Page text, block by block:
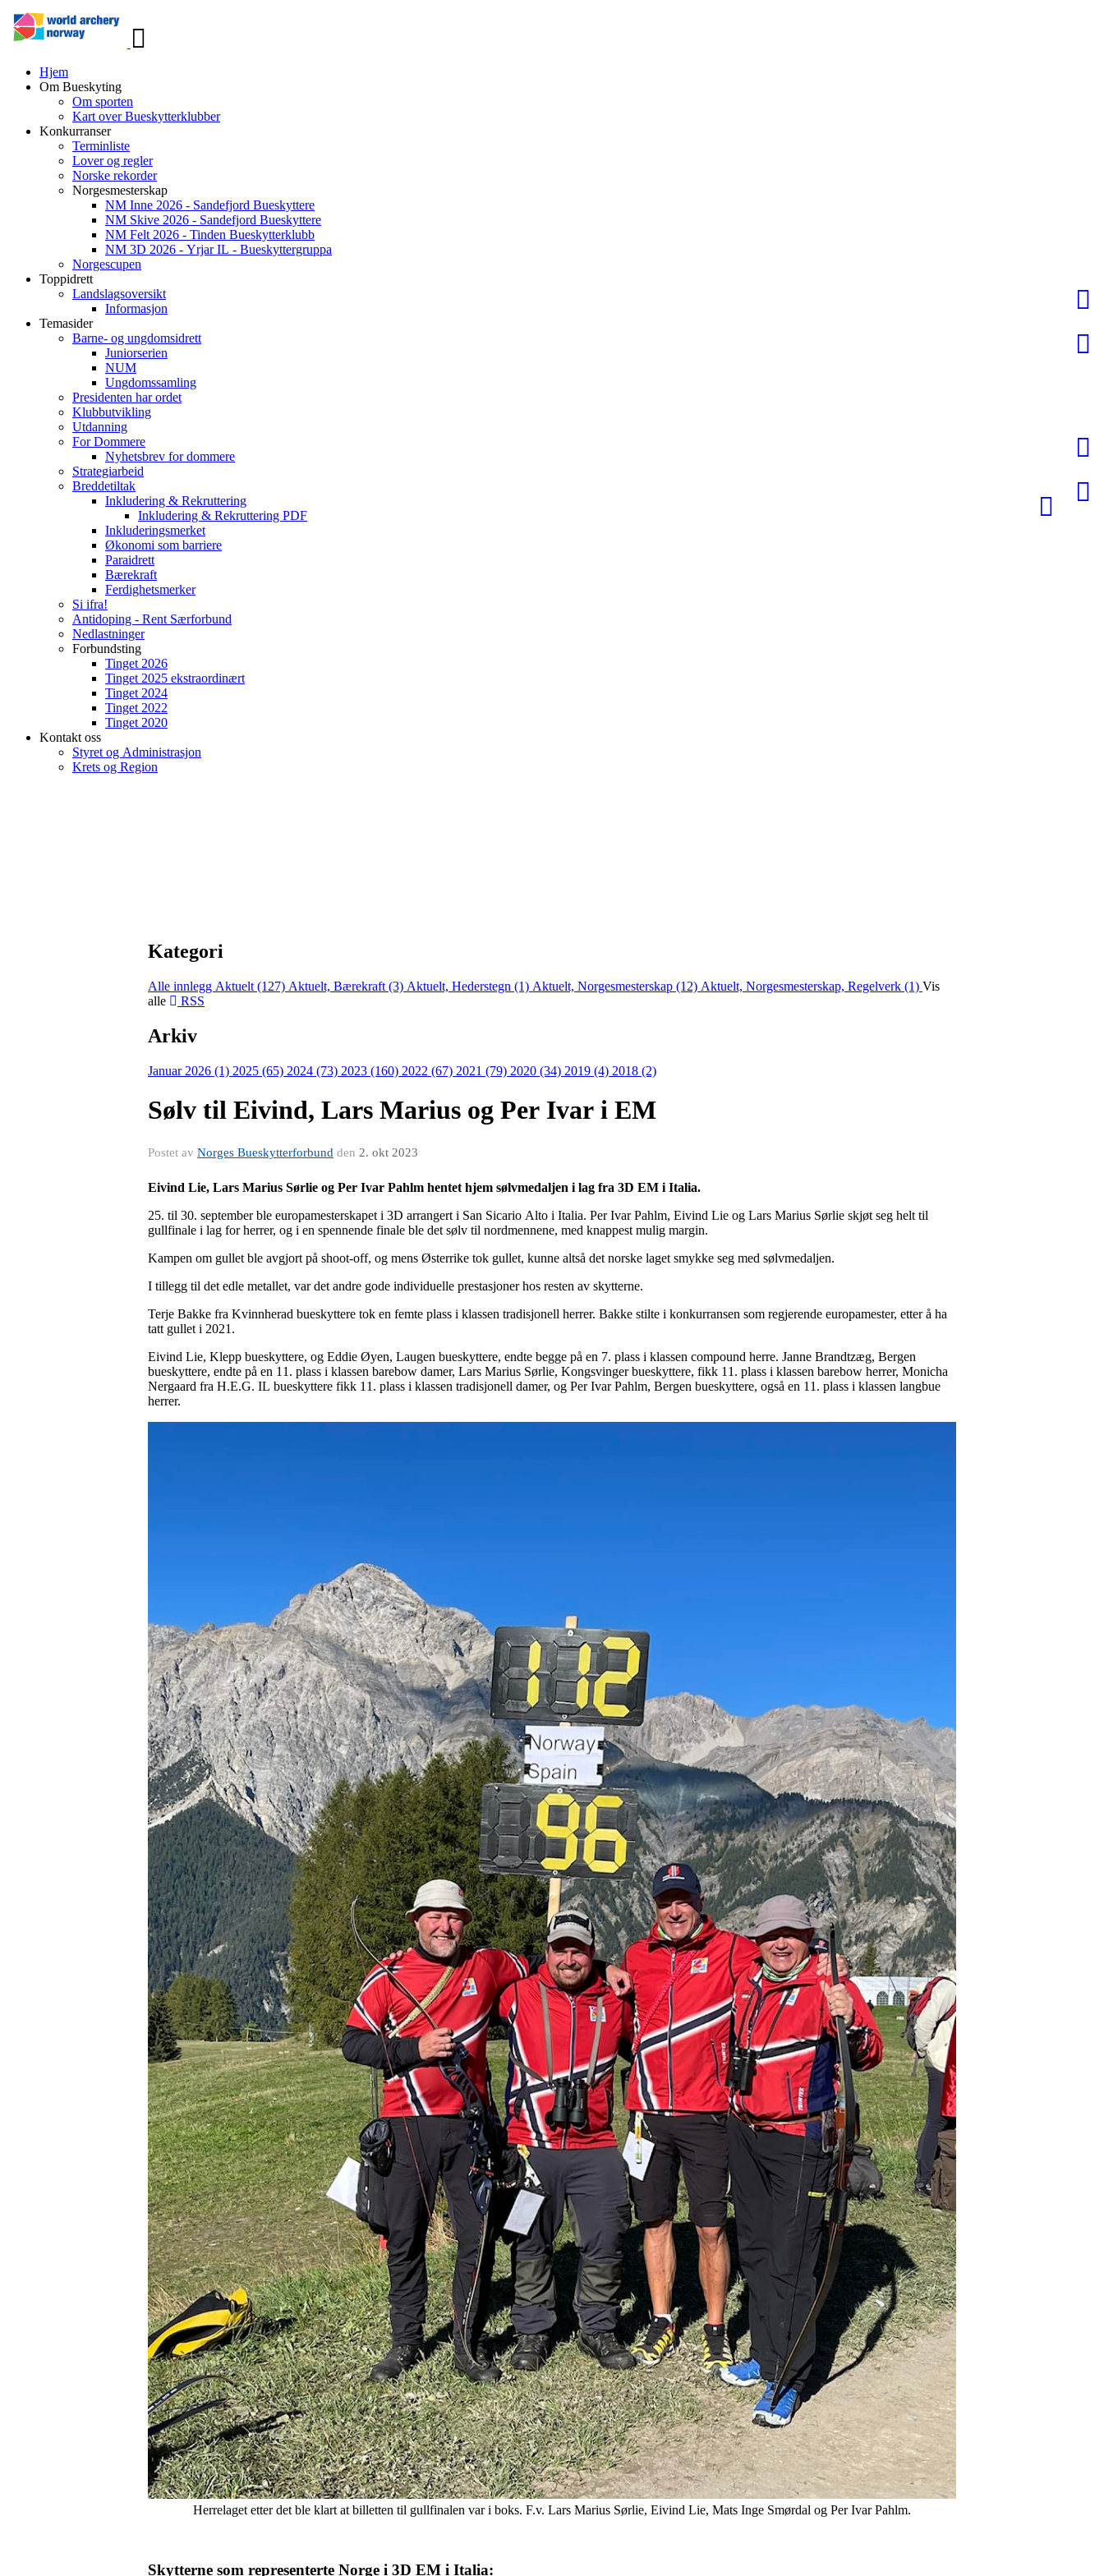
navigasjon
Hjem
Om Bueskyting
Om sporten
Kart over Bueskytterklubber
Konkurranser
Terminliste
Lover og regler
Norske rekorder
Norgesmesterskap
NM Inne 2026 - Sandefjord Bueskyttere
NM Skive 2026 - Sandefjord Bueskyttere
NM Felt 2026 - Tinden Bueskytterklubb
NM 3D 2026 - Yrjar IL - Bueskyttergruppa
Norgescupen
Toppidrett
Landslagsoversikt
Informasjon
Temasider
Barne- og ungdomsidrett
Juniorserien
NUM
Ungdomssamling
Presidenten har ordet
Klubbutvikling
Utdanning
For Dommere
Nyhetsbrev for dommere
Strategiarbeid
Breddetiltak
Inkludering & Rekruttering
Inkludering & Rekruttering PDF
Inkluderingsmerket
Økonomi som barriere
Paraidrett
Bærekraft
Ferdighetsmerker
Si ifra!
Antidoping - Rent Særforbund
Nedlastninger
Forbundsting
Tinget 2026
Tinget 2025 ekstraordinært
Tinget 2024
Tinget 2022
Tinget 2020
Kontakt oss
Styret og Administrasjon
Krets og Region
Kategori
Alle innlegg Aktuelt (127) Aktuelt, Bærekraft (3) Aktuelt, Hederstegn (1) Aktuelt, Norgesmesterskap (12) Aktuelt, Norgesmesterskap, Regelverk (1) Vis
alle
RSS
Arkiv
Januar 2026 (1) 2025 (65) 2024 (73) 2023 (160) 2022 (67) 2021 (79) 2020 (34) 2019 (4) 2018 (2)
Sølv til Eivind, Lars Marius og Per Ivar i EM
Postet av Norges Bueskytterforbund den 2. okt 2023
Eivind Lie, Lars Marius Sørlie og Per Ivar Pahlm hentet hjem sølvmedaljen i lag fra 3D EM i Italia.
25. til 30. september ble europamesterskapet i 3D arrangert i San Sicario Alto i Italia. Per Ivar Pahlm, Eivind Lie og Lars Marius Sørlie skjøt seg helt til
gullfinale i lag for herrer, og i en spennende finale ble det sølv til nordmennene, med knappest mulig margin.
Kampen om gullet ble avgjort på shoot-off, og mens Østerrike tok gullet, kunne altså det norske laget smykke seg med sølvmedaljen.
I tillegg til det edle metallet, var det andre gode individuelle prestasjoner hos resten av skytterne.
Terje Bakke fra Kvinnherad bueskyttere tok en femte plass i klassen tradisjonell herrer. Bakke stilte i konkurransen som regjerende europamester, etter å ha
tatt gullet i 2021.
Eivind Lie, Klepp bueskyttere, og Eddie Øyen, Laugen bueskyttere, endte begge på en 7. plass i klassen compound herre. Janne Brandtzæg, Bergen
bueskyttere, endte på en 11. plass i klassen barebow damer, Lars Marius Sørlie, Kongsvinger bueskyttere, fikk 11. plass i klassen barebow herrer, Monicha
Nergaard fra H.E.G. IL bueskyttere fikk 11. plass i klassen tradisjonell damer, og Per Ivar Pahlm, Bergen bueskyttere, også en 11. plass i klassen langbue
herrer.
Herrelaget etter det ble klart at billetten til gullfinalen var i boks. F.v. Lars Marius Sørlie, Eivind Lie, Mats Inge Smørdal og Per Ivar Pahlm.
Skytterne som representerte Norge i 3D EM i Italia: